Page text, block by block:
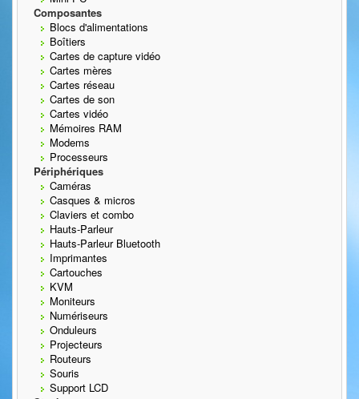
Composantes
Blocs d'alimentations
Boîtiers
Cartes de capture vidéo
Cartes mères
Cartes réseau
Cartes de son
Cartes vidéo
Mémoires RAM
Modems
Processeurs
Périphériques
Caméras
Casques & micros
Claviers et combo
Hauts-Parleur
Hauts-Parleur Bluetooth
Imprimantes
Cartouches
KVM
Moniteurs
Numériseurs
Onduleurs
Projecteurs
Routeurs
Souris
Support LCD